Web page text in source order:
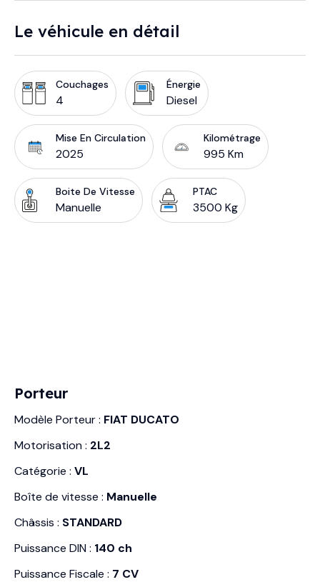
Le véhicule en détail
Couchages
4
Énergie
Diesel
Mise En Circulation
2025
Kilométrage
995 Km
Boite De Vitesse
Manuelle
PTAC
3500 Kg
Porteur
Modèle Porteur : FIAT DUCATO
Motorisation : 2L2
Catégorie : VL
Boîte de vitesse : Manuelle
Châssis : STANDARD
Puissance DIN : 140 ch
Puissance Fiscale : 7 CV